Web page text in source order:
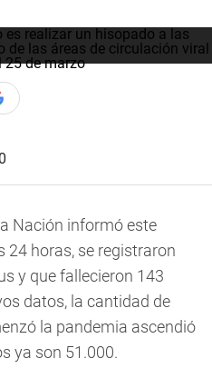
Nación informó este
24 horas, se registraron
y que fallecieron 143
datos, la cantidad de
la pandemia ascendió
ya son 51.000.